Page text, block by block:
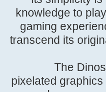
knowledge to
gaming
transcend its
The
pixelated